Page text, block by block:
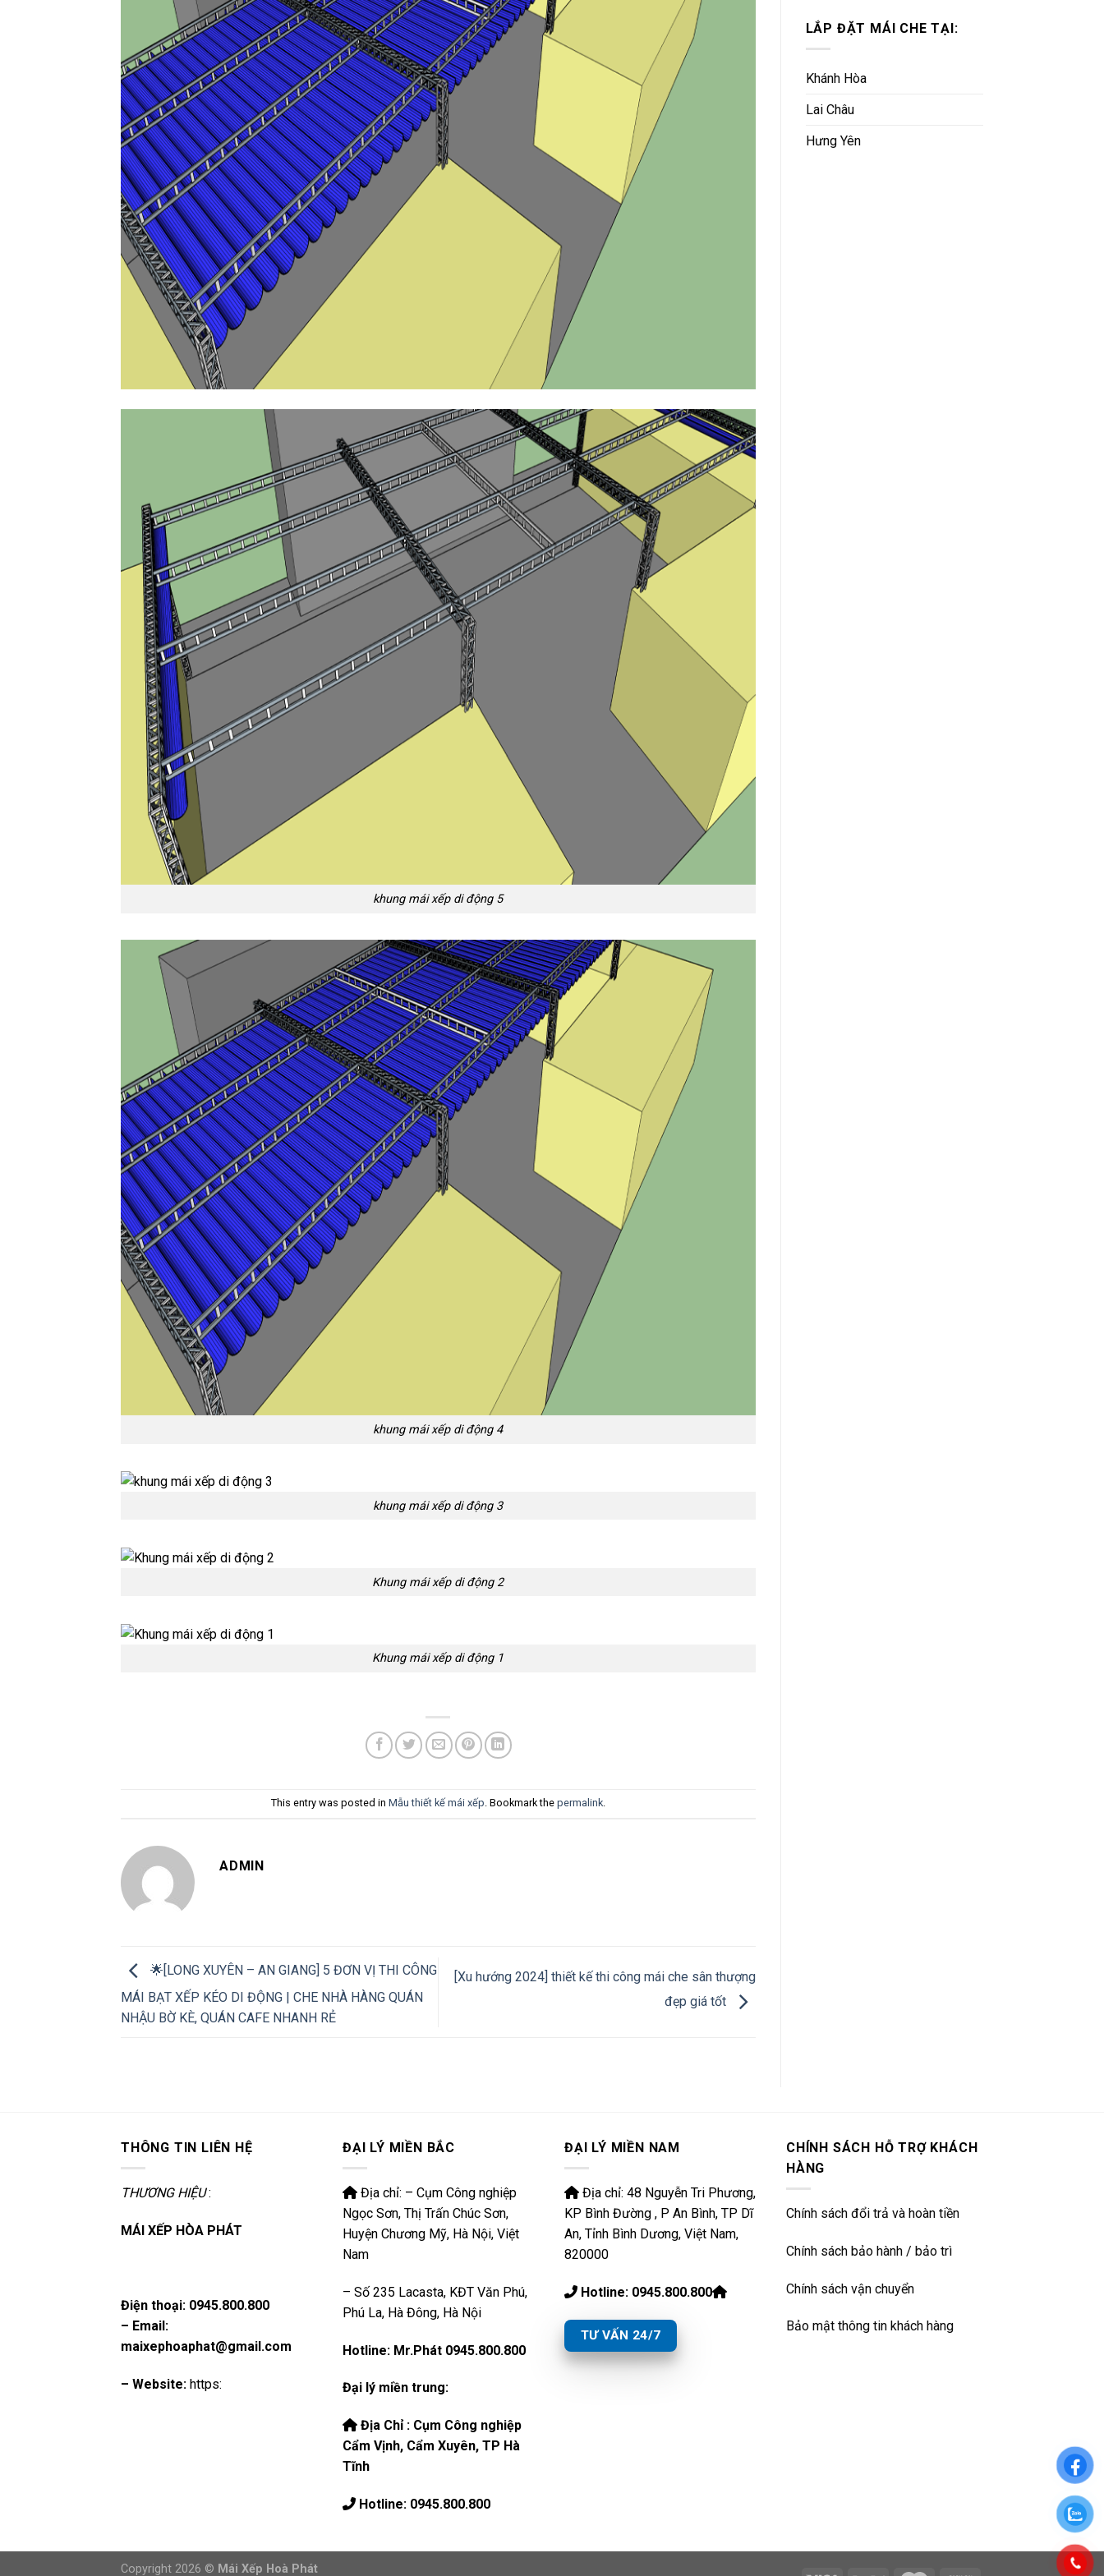
khung mái xếp di động 5
khung mái xếp di động 4
khung mái xếp di động 3
Khung mái xếp di động 2
Khung mái xếp di động 1
This entry was posted in Mẫu thiết kế mái xếp. Bookmark the permalink.
ADMIN
🌟[LONG XUYÊN – AN GIANG] 5 ĐƠN VỊ THI CÔNG
MÁI BẠT XẾP KÉO DI ĐỘNG | CHE NHÀ HÀNG QUÁN
NHẬU BỜ KÈ, QUÁN CAFE NHANH RẺ
[Xu hướng 2024] thiết kế thi công mái che sân thượng
đẹp giá tốt
LẮP ĐẶT MÁI CHE TẠI:
Khánh Hòa
Lai Châu
Hưng Yên
THÔNG TIN LIÊN HỆ
THƯƠNG HIỆU:
MÁI XẾP HÒA PHÁT
Điện thoại: 0945.800.800
– Email:
maixephoaphat@gmail.com
– Website: https:
ĐẠI LÝ MIỀN BẮC
Địa chỉ: – Cụm Công nghiệp
Ngọc Sơn, Thị Trấn Chúc Sơn,
Huyện Chương Mỹ, Hà Nội, Việt
Nam
– Số 235 Lacasta, KĐT Văn Phú,
Phú La, Hà Đông, Hà Nội
Hotline: Mr.Phát 0945.800.800
Đại lý miền trung:
Địa Chỉ : Cụm Công nghiệp
Cẩm Vịnh, Cẩm Xuyên, TP Hà
Tĩnh
Hotline: 0945.800.800
ĐẠI LÝ MIỀN NAM
Địa chỉ: 48 Nguyễn Tri Phương,
KP Bình Đường , P An Bình, TP Dĩ
An, Tỉnh Bình Dương, Việt Nam,
820000
Hotline: 0945.800.800
TƯ VẤN 24/7
CHÍNH SÁCH HỖ TRỢ KHÁCH
HÀNG
Chính sách đổi trả và hoàn tiền
Chính sách bảo hành / bảo trì
Chính sách vận chuyển
Bảo mật thông tin khách hàng
Copyright 2026 © Mái Xếp Hoà Phát